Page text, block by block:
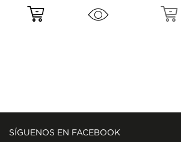
SÍGUENOS EN FACEBOOK